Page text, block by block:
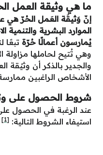
ما هي وثيقة العمل
إنّ وَثيقَة العَمل الحُرّ هي
الموارد البشرية والتنمية
يُمارسون أعمالًا حُرّة تبعًا
وهي تُتيح لحاملها مزاولة
والجدير بالذكر أن وثيْقة
الأشخاص الراغبين
شروط الحصول على
عند الرغبة في الحصول
استيفاء الشروط التالية: [1]